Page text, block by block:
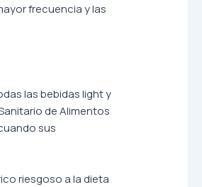
frecuencia y las
las bebidas light y
de Alimentos
sus
riesgoso a la dieta